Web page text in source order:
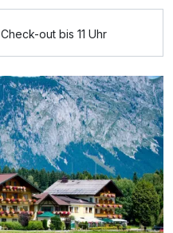
p.P. ab450,00 €
Check-out bis 11 Uhr